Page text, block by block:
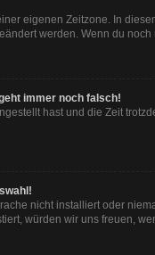
eigenen Zeitzone. In
werden. Wenn du
immer noch falsch!
hast und die Zeit
nicht installiert oder
würden wir uns freuen,